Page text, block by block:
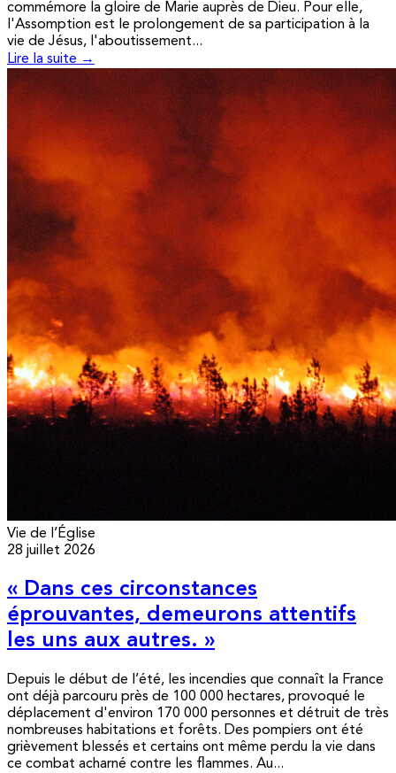
commémore la gloire de Marie auprès de Dieu. Pour elle,
l'Assomption est le prolongement de sa participation à la
vie de Jésus, l'aboutissement...
Lire la suite →
Vie de l’Église
28 juillet 2026
« Dans ces circonstances
éprouvantes, demeurons attentifs
les uns aux autres. »
Depuis le début de l’été, les incendies que connaît la France
ont déjà parcouru près de 100 000 hectares, provoqué le
déplacement d'environ 170 000 personnes et détruit de très
nombreuses habitations et forêts. Des pompiers ont été
grièvement blessés et certains ont même perdu la vie dans
ce combat acharné contre les flammes. Au...